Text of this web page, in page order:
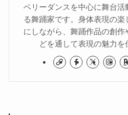
ベリーダンスを中心に舞台活
る舞踊家です。身体表現の
にしながら、舞踊作品の創作
どを通して表現の魅力を